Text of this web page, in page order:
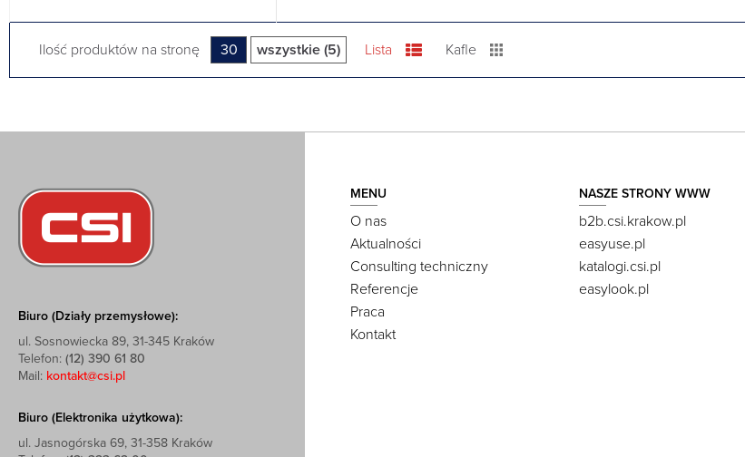
Ilość produktów na stronę 30 wszystkie (5) Lista Kafle
Biuro (Działy przemysłowe):
ul. Sosnowiecka 89, 31-345 Kraków
Telefon: (12) 390 61 80
Mail: kontakt@csi.pl
Biuro (Elektronika użytkowa):
ul. Jasnogórska 69, 31-358 Kraków
MENU
O nas
Aktualności
Consulting techniczny
Referencje
Praca
Kontakt
NASZE STRONY WWW
b2b.csi.krakow.pl
easyuse.pl
katalogi.csi.pl
easylook.pl